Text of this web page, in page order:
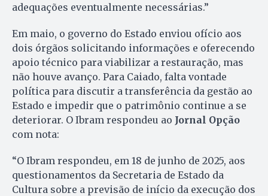
adequações eventualmente necessárias.”
Em maio, o governo do Estado enviou ofício aos
dois órgãos solicitando informações e oferecendo
apoio técnico para viabilizar a restauração, mas
não houve avanço. Para Caiado, falta vontade
política para discutir a transferência da gestão ao
Estado e impedir que o patrimônio continue a se
deteriorar. O Ibram respondeu ao Jornal Opção
com nota:
“O Ibram respondeu, em 18 de junho de 2025, aos
questionamentos da Secretaria de Estado da
Cultura sobre a previsão de início da execução dos